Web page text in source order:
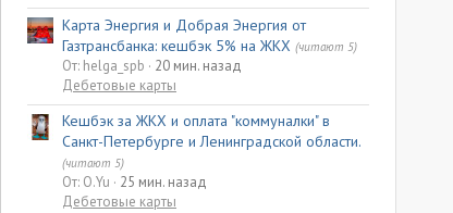
Карта Энергия и Добрая Энергия от
Газтрансбанка: кешбэк 5% на ЖКХ (читают 5)
От: helga_spb
20 мин. назад
Дебетовые карты
Кешбэк за ЖКХ и оплата "коммуналки" в
Санкт-Петербурге и Ленинградской области.
(читают 5)
От: O.Yu
25 мин. назад
Дебетовые карты